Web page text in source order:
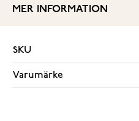
MER INFORMATION
SKU
Varumärke